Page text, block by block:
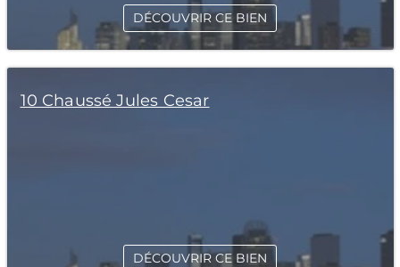
DÉCOUVRIR CE BIEN
10 Chaussé Jules Cesar
DÉCOUVRIR CE BIEN